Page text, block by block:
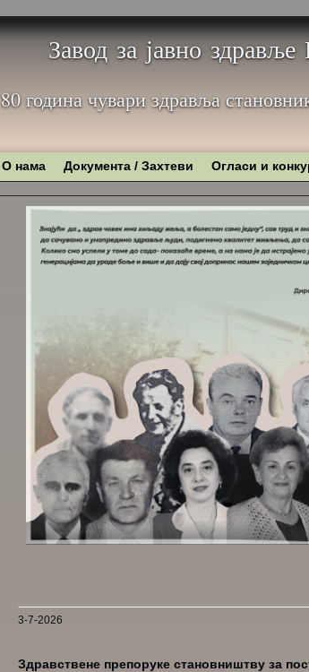
Завод за јавно
80 година чувари здравља
О нама Документа / Захтеви Огласи и
3-7-2026
Здравствене препоруке становништву за